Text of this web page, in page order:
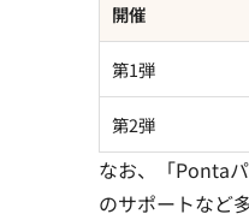
開催
第1弾
第2弾
なお、「Ponta
のサポートなど